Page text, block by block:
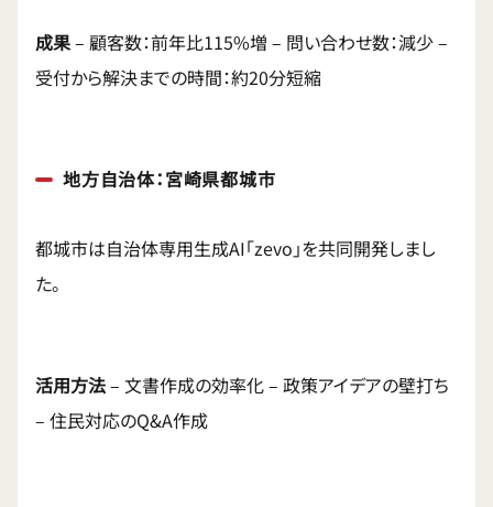
成果– 顧客数：前年比115%増 – 問い合わせ数：減少 –
受付から解決までの時間：約20分短縮
地方自治体：宮崎県都城市
都城市は自治体専用生成AI「zevo」を共同開発しまし
た。
活用方法– 文書作成の効率化 – 政策アイデアの壁打ち
– 住民対応のQ&A作成